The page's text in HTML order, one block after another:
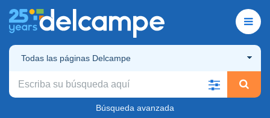
Todas las páginas Delcampe
Búsqueda avanzada